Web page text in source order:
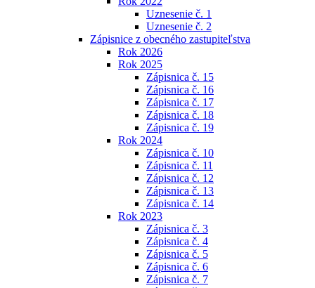
Uznesenie č. 1
Uznesenie č. 2
Zápisnice z obecného zastupiteľstva
Rok 2026
Rok 2025
Zápisnica č. 15
Zápisnica č. 16
Zápisnica č. 17
Zápisnica č. 18
Zápisnica č. 19
Rok 2024
Zápisnica č. 10
Zápisnica č. 11
Zápisnica č. 12
Zápisnica č. 13
Zápisnica č. 14
Rok 2023
Zápisnica č. 3
Zápisnica č. 4
Zápisnica č. 5
Zápisnica č. 6
Zápisnica č. 7